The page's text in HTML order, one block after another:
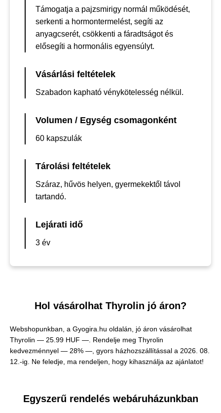
Támogatja a pajzsmirigy normál működését,
serkenti a hormontermelést, segíti az
anyagcserét, csökkenti a fáradtságot és
elősegíti a hormonális egyensúlyt.
Vásárlási feltételek
Szabadon kapható vénykötelesség nélkül.
Volumen / Egység csomagonként
60 kapszulák
Tárolási feltételek
Száraz, hűvös helyen, gyermekektől távol
tartandó.
Lejárati idő
3 év
Hol vásárolhat Thyrolin jó áron?
Webshopunkban, a Gyogira.hu oldalán, jó áron vásárolhat
Thyrolin — 25.99 HUF — . Rendelje meg Thyrolin
kedvezménnyel — 28% —, gyors házhozszállítással a 2026. 08.
12.-ig. Ne feledje, ma rendeljen, hogy kihasználja az ajánlatot!
Egyszerű rendelés webáruházunkban